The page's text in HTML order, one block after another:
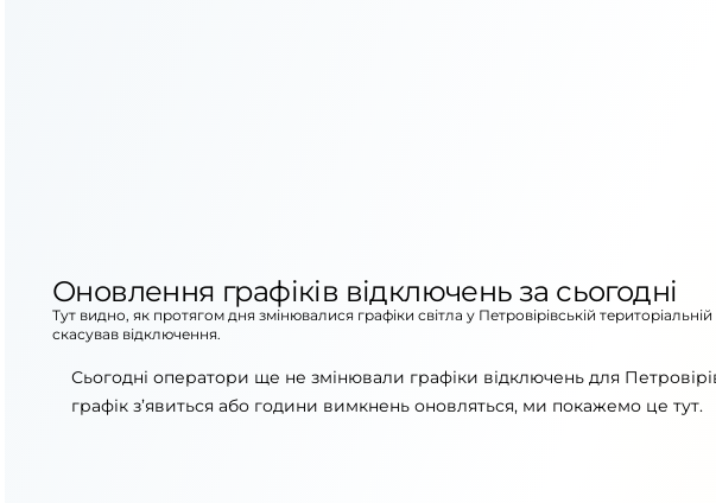
Оновлення графіків відключень за сьогодні
Тут видно, як протягом дня змінювалися графіки світла у Петровірівській
скасував відключення.
Сьогодні оператори ще не змінювали графіки відключень для
графік з’явиться або години вимкнень оновляться, ми покажемо це тут.